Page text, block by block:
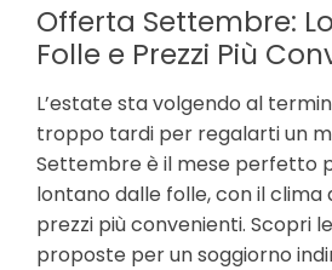
Offerta Settembre:
Folle e Prezzi Più
L’estate sta volgendo al
troppo tardi per regalarti un
Settembre è il mese perfetto
lontano dalle folle, con il clima
prezzi più convenienti. Scopri
proposte per un soggiorno